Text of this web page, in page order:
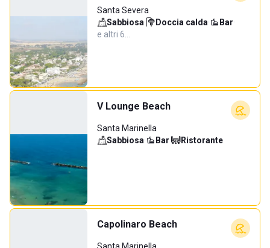
Santa Severa
Sabbiosa· Doccia calda· Bar·
e altri 6…
V Lounge Beach
Santa Marinella
Sabbiosa· Bar· Ristorante
Capolinaro Beach